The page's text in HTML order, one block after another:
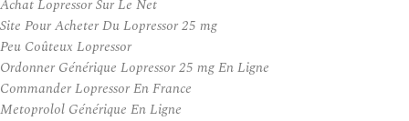
Achat Lopressor Sur Le Net
Site Pour Acheter Du Lopressor 25 mg
Peu Coûteux Lopressor
Ordonner Générique Lopressor 25 mg En Ligne
Commander Lopressor En France
Metoprolol Générique En Ligne